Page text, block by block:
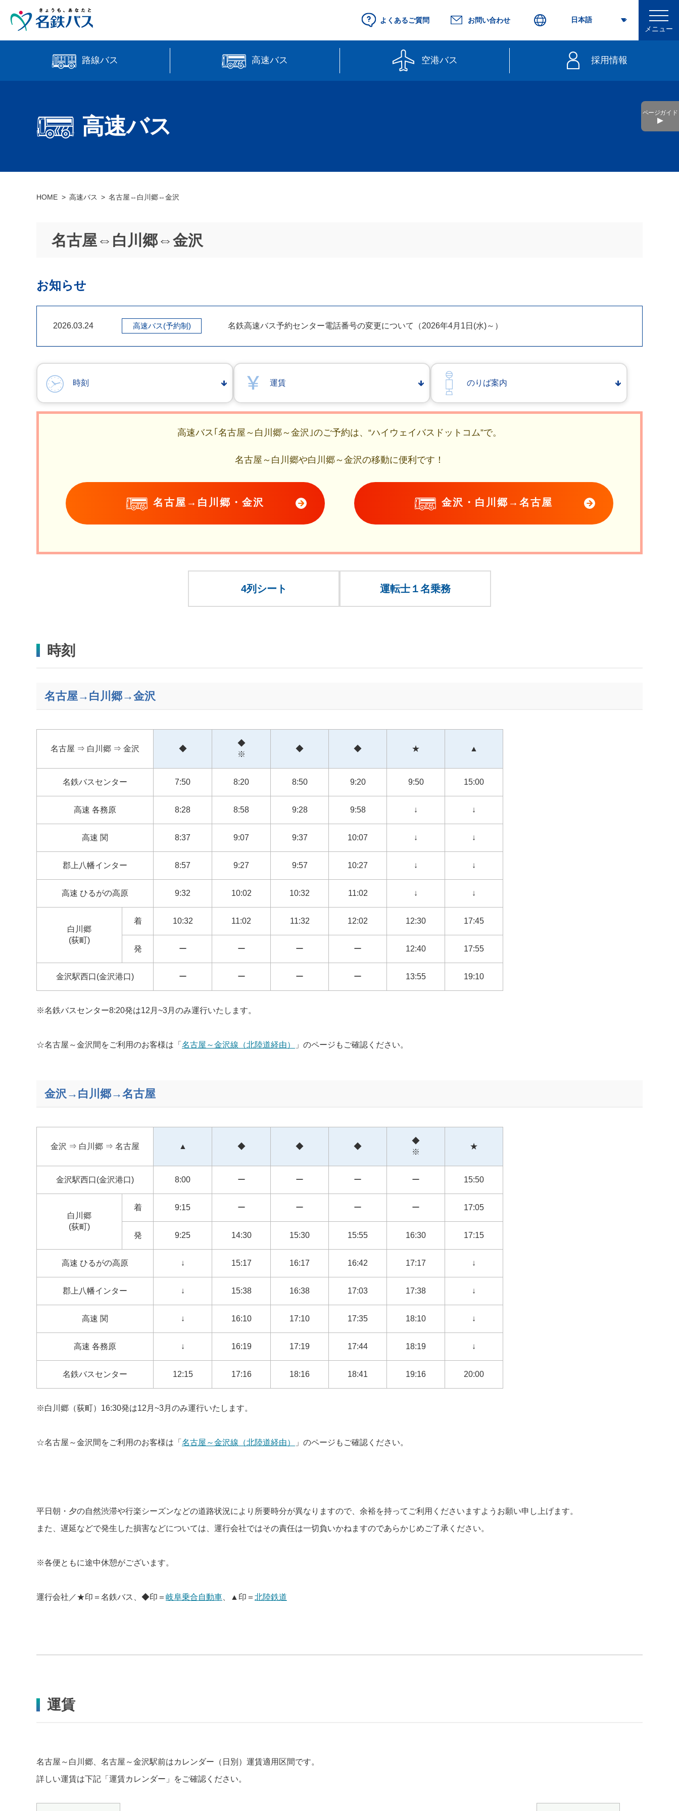
よくあるご質問
お問い合わせ
メニュー
路線バス
時刻・運賃検索
バス位置情報 のりば案内 web延着証明書
高速バス 空港バス 採用情報
高速バス
HOME 高速バス 名古屋⇔白川郷⇔金沢
名古屋⇔白川郷⇔金沢
お知らせ
2026.03.24 高速バス(予約制) 名鉄高速バス予約センター電話番号の変更について（2026年4月1日(水)～）
時刻 運賃 のりば案内
高速バス｢名古屋～白川郷～金沢｣のご予約は、“ハイウェイバスドットコム”で。
名古屋～白川郷や白川郷～金沢の移動に便利です！
名古屋→白川郷・金沢 金沢・白川郷→名古屋
4列シート 運転士１名乗務
時刻
名古屋→白川郷→金沢
名古屋 ⇒ 白川郷 ⇒ 金沢 ◆
◆
※
◆ ◆ ★ ▲
名鉄バスセンター 7:50 8:20 8:50 9:20 9:50 15:00
高速 各務原 8:28 8:58 9:28 9:58 ↓ ↓
高速 関 8:37 9:07 9:37 10:07 ↓ ↓
郡上八幡インター 8:57 9:27 9:57 10:27 ↓ ↓
高速 ひるがの高原 9:32 10:02 10:32 11:02 ↓ ↓
白川郷
(荻町)
着 10:32 11:02 11:32 12:02 12:30 17:45
発 ー ー ー ー 12:40 17:55
金沢駅西口(金沢港口) ー ー ー ー 13:55 19:10
※名鉄バスセンター8:20発は12月~3月のみ運行いたします。
☆名古屋～金沢間をご利用のお客様は「 名古屋～金沢線（北陸道経由） 」のページもご確認ください。
金沢→白川郷→名古屋
金沢 ⇒ 白川郷 ⇒ 名古屋 ▲ ◆ ◆ ◆
◆
※
★
金沢駅西口(金沢港口) 8:00 ー ー ー ー 15:50
白川郷
(荻町)
着 9:15 ー ー ー ー 17:05
発 9:25 14:30 15:30 15:55 16:30 17:15
高速 ひるがの高原 ↓ 15:17 16:17 16:42 17:17 ↓
郡上八幡インター ↓ 15:38 16:38 17:03 17:38 ↓
高速 関 ↓ 16:10 17:10 17:35 18:10 ↓
高速 各務原 ↓ 16:19 17:19 17:44 18:19 ↓
名鉄バスセンター 12:15 17:16 18:16 18:41 19:16 20:00
※白川郷（荻町）16:30発は12月~3月のみ運行いたします。
☆名古屋～金沢間をご利用のお客様は「 名古屋～金沢線（北陸道経由） 」のページもご確認ください。
平日朝・夕の自然渋滞や行楽シーズンなどの道路状況により所要時分が異なりますので、余裕を持ってご利用くださいますようお願い申し上げます。
また、遅延などで発生した損害などについては、運行会社ではその責任は一切負いかねますのであらかじめご了承ください。
※各便ともに途中休憩がございます。
運行会社／★印＝名鉄バス、◆印＝ 岐阜乗合自動車 、▲印＝ 北陸鉄道
運賃
名古屋～白川郷、名古屋～金沢駅前はカレンダー（日別）運賃適用区間です。
詳しい運賃は下記「運賃カレンダー」をご確認ください。
ページガイド